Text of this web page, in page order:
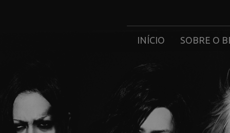
INÍCIO SOBRE O